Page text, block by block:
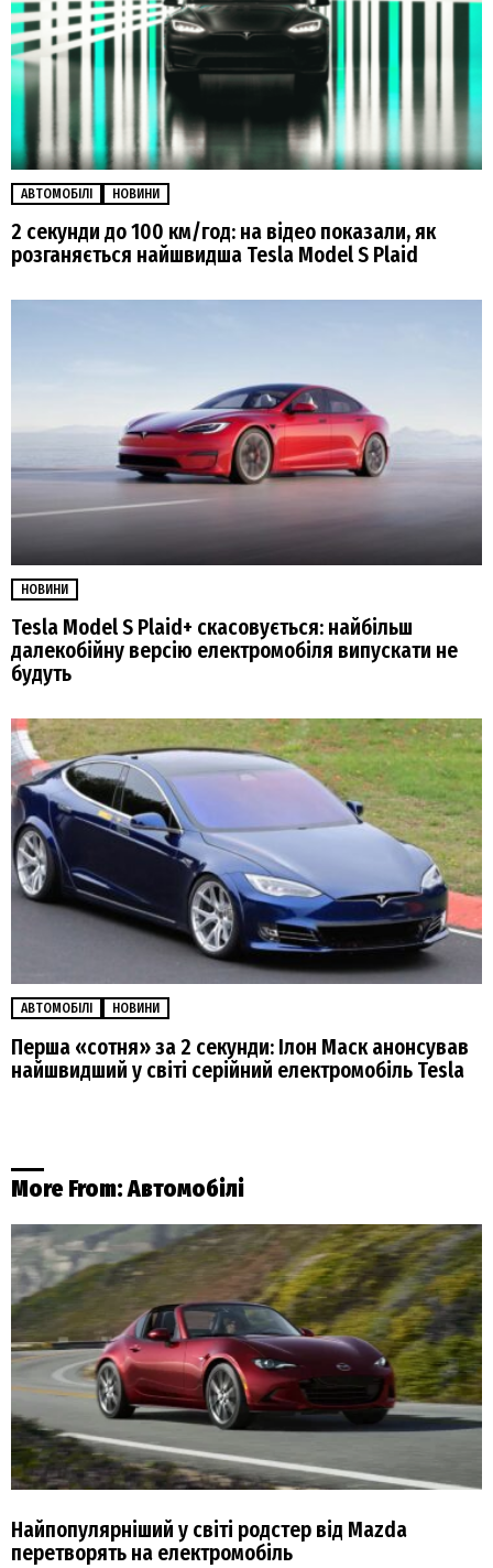
АВТОМОБІЛІ НОВИНИ
2 секунди до 100 км/год: на відео показали, як
розганяється найшвидша Tesla Model S Plaid
НОВИНИ
Tesla Model S Plaid+ скасовується: найбільш
далекобійну версію електромобіля випускати не
будуть
АВТОМОБІЛІ НОВИНИ
Перша «сотня» за 2 секунди: Ілон Маск анонсував
найшвидший у світі серійний електромобіль Tesla
More From:Автомобілі
Найпопулярніший у світі родстер від Mazda
перетворять на електромобіль